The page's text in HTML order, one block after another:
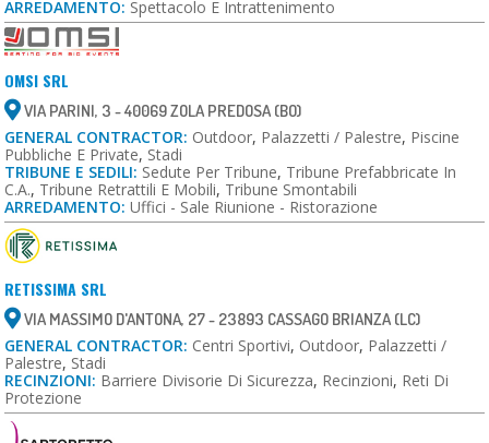
ARREDAMENTO: Spettacolo E Intrattenimento
OMSI SRL
VIA PARINI, 3 - 40069 ZOLA PREDOSA (BO)
GENERAL CONTRACTOR: Outdoor, Palazzetti / Palestre, Piscine
Pubbliche E Private, Stadi
TRIBUNE E SEDILI: Sedute Per Tribune, Tribune Prefabbricate In
C.a., Tribune Retrattili E Mobili, Tribune Smontabili
ARREDAMENTO: Uffici - Sale Riunione - Ristorazione
RETISSIMA SRL
VIA MASSIMO D'ANTONA, 27 - 23893 CASSAGO BRIANZA (LC)
GENERAL CONTRACTOR: Centri Sportivi, Outdoor, Palazzetti /
Palestre, Stadi
RECINZIONI: Barriere Divisorie Di Sicurezza, Recinzioni, Reti Di
Protezione